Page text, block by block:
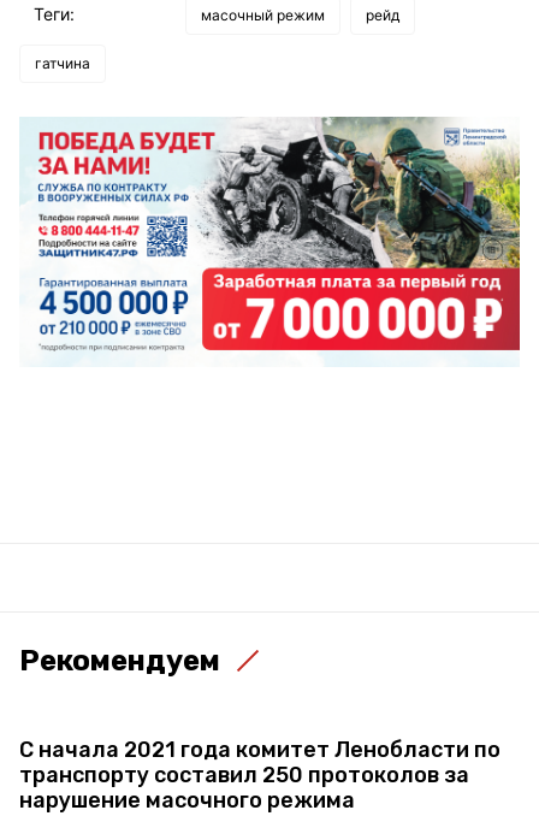
Теги: масочный режим рейд
гатчина
Рекомендуем
С начала 2021 года комитет Ленобласти по
транспорту составил 250 протоколов за
нарушение масочного режима